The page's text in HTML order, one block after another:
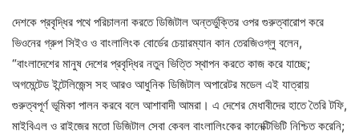
দেশকে প্রবৃদ্ধির পথে পরিচালনা করতে ডিজিটাল অন্তর্ভুক্তির ওপর গুরুত্বারোপ করে
ভিওনের গ্রুপ সিইও ও বাংলালিংক বোর্ডের চেয়ারম্যান কান তেরজিওগ্লু বলেন,
“বাংলাদেশের মানুষ দেশের প্রবৃদ্ধির নতুন ভিত্তি স্থাপন করতে কাজ করে যাচ্ছে;
অগমেন্টেড ইন্টেলিজেন্স সহ আরও আধুনিক ডিজিটাল অপারেটর মডেল এই যাত্রায়
গুরুত্বপূর্ণ ভূমিকা পালন করবে বলে আশাবাদী আমরা। এ দেশের মেধাবীদের হাতে তৈরি টফি,
মাইবিএল ও রাইজের মতো ডিজিটাল সেবা কেবল বাংলালিংকের কানেক্টিভিটি নিশ্চিত করেনি;